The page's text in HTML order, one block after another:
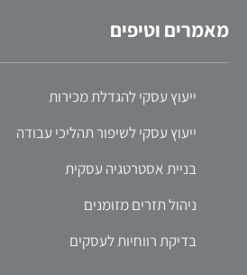
מאמרים וטיפים
ייעוץ עסקי להגדלת מכירות
ייעוץ עסקי לשיפור תהליכי עבודה
בניית אסטרטגיה עסקית
ניהול תזרים מזומנים
בדיקת רווחיות לעסקים